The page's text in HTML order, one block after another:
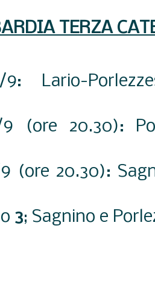
TERZA
9: Lario-
(ore 20.30):
(ore 20.30):
3; Sagnino e